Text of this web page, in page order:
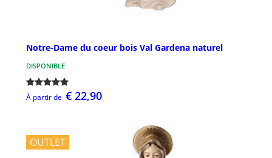
Notre-Dame du coeur bois Val Gardena naturel
DISPONIBLE
À partir de € 22,90
OUTLET